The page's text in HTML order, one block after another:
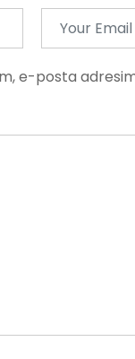
e-posta